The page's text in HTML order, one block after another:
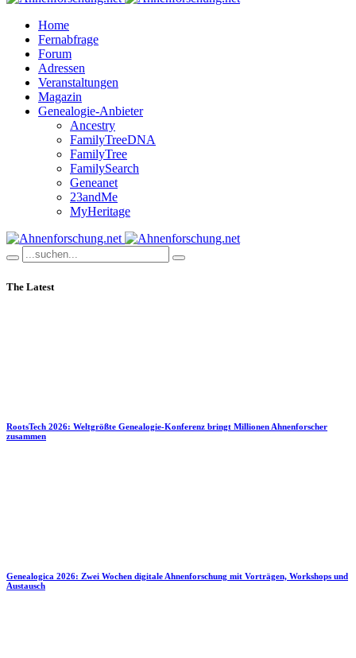
Home
Fernabfrage
Forum
Adressen
Veranstaltungen
Magazin
Genealogie-Anbieter
Ancestry
FamilyTreeDNA
FamilyTree
FamilySearch
Geneanet
23andMe
MyHeritage
The Latest
RootsTech 2026: Weltgrößte Genealogie-Konferenz bringt Millionen Ahnenforscher
zusammen
Genealogica 2026: Zwei Wochen digitale Ahnenforschung mit Vorträgen, Workshops und
Austausch